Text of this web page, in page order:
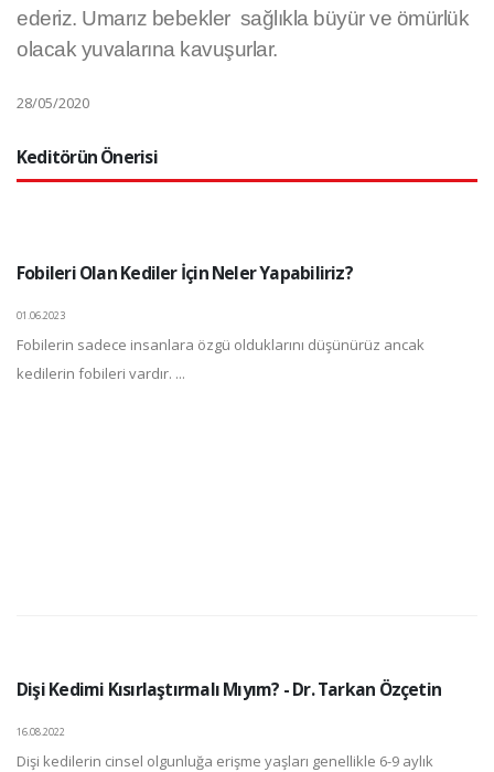
ederiz. Umarız bebekler sağlıkla büyür ve ömürlük
olacak yuvalarına kavuşurlar.
28/05/2020
Keditörün Önerisi
Fobileri Olan Kediler İçin Neler Yapabiliriz?
01.06.2023
Fobilerin sadece insanlara özgü olduklarını düşünürüz ancak
kedilerin fobileri vardır. ...
Dişi Kedimi Kısırlaştırmalı Mıyım? - Dr. Tarkan Özçetin
16.08.2022
Dişi kedilerin cinsel olgunluğa erişme yaşları genellikle 6-9 aylık